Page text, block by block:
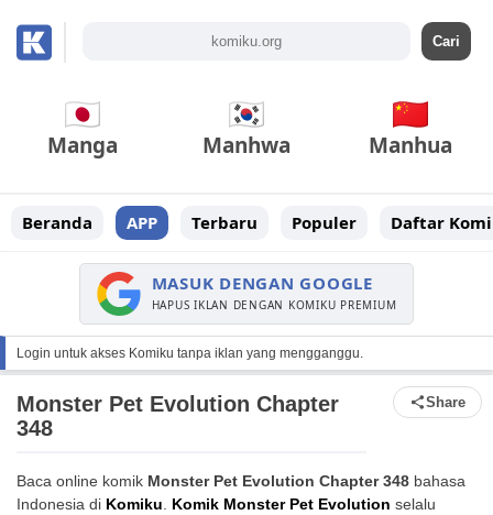
Manga Manhwa Manhua
Beranda APP Terbaru Populer Daftar
MASUK DENGAN GOOGLE
HAPUS IKLAN DENGAN KOMIKU PREMIUM
Login untuk akses Komiku tanpa iklan yang mengganggu.
Monster Pet Evolution Chapter
348
Share
Baca online komik Monster Pet Evolution Chapter 348 bahasa
Indonesia di Komiku. Komik Monster Pet Evolution selalu